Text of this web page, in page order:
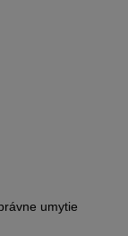
umytie